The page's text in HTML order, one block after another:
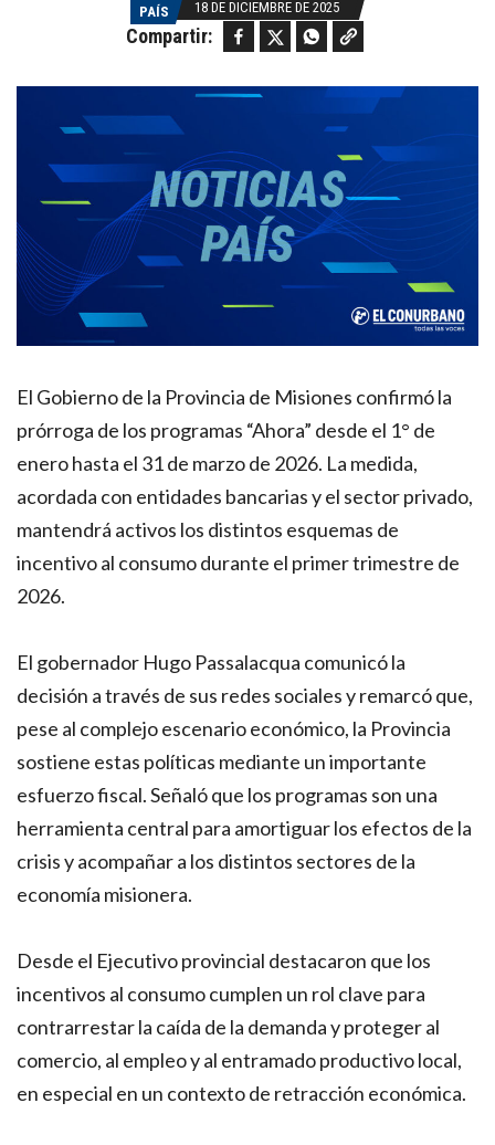
PAÍS 18 DE DICIEMBRE DE 2025
Compartir: Facebook Twitter WhatsApp Copy link
El Gobierno de la Provincia de Misiones confirmó la
prórroga de los programas “Ahora” desde el 1° de
enero hasta el 31 de marzo de 2026. La medida,
acordada con entidades bancarias y el sector privado,
mantendrá activos los distintos esquemas de
incentivo al consumo durante el primer trimestre de
2026.
El gobernador Hugo Passalacqua comunicó la
decisión a través de sus redes sociales y remarcó que,
pese al complejo escenario económico, la Provincia
sostiene estas políticas mediante un importante
esfuerzo fiscal. Señaló que los programas son una
herramienta central para amortiguar los efectos de la
crisis y acompañar a los distintos sectores de la
economía misionera.
Desde el Ejecutivo provincial destacaron que los
incentivos al consumo cumplen un rol clave para
contrarrestar la caída de la demanda y proteger al
comercio, al empleo y al entramado productivo local,
en especial en un contexto de retracción económica.